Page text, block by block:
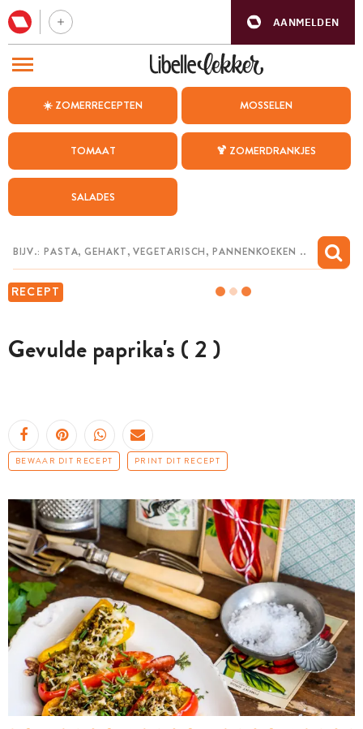
AANMELDEN
☀️ ZOMERRECEPTEN MOSSELEN
TOMAAT 🍹 ZOMERDRANKJES
SALADES
RECEPT
Gevulde paprika's ( 2 )
BEWAAR DIT RECEPT PRINT DIT RECEPT
BEZOEK ONZE ANDERE WEBSITES
WEEKMENU
CHAT MET MAIA
MIJN BEWAARDE RECEPTEN